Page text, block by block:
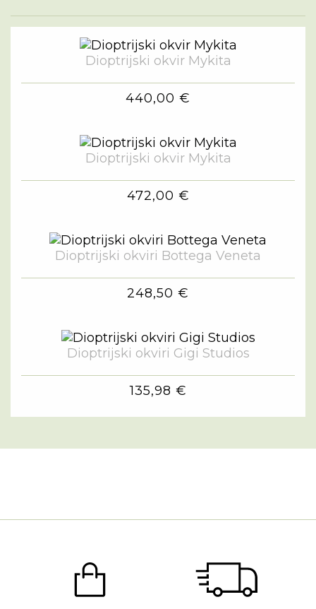
Dioptrijski okvir Mykita
440,00 €
Dioptrijski okvir Mykita
472,00 €
Dioptrijski okviri Bottega Veneta
248,50 €
Dioptrijski okviri Gigi Studios
135,98 €